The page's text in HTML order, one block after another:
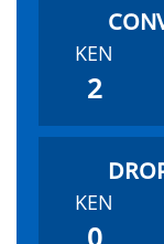
KEN
2
KEN